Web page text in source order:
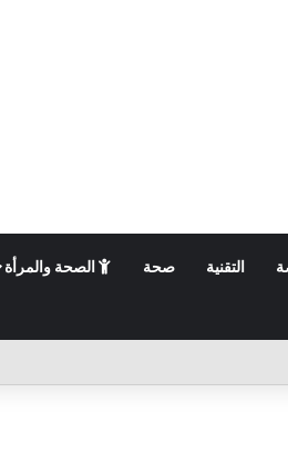
التقنية صحة الصحة والمرأة